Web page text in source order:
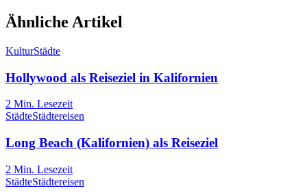
Ähnliche Artikel
KulturStädte
Hollywood als Reiseziel in Kalifornien
2 Min. Lesezeit
StädteStädtereisen
Long Beach (Kalifornien) als Reiseziel
2 Min. Lesezeit
StädteStädtereisen